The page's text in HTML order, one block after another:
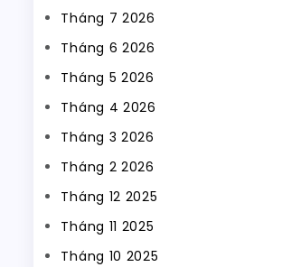
Tháng 7 2026
Tháng 6 2026
Tháng 5 2026
Tháng 4 2026
Tháng 3 2026
Tháng 2 2026
Tháng 12 2025
Tháng 11 2025
Tháng 10 2025